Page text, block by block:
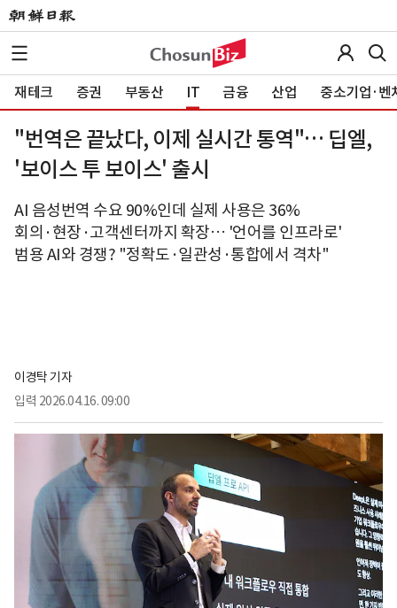
재테크 증권 부동산 IT 금융 산업 중소기업·벤
"번역은 끝났다, 이제 실시간 통역"… 딥엘,
'보이스 투 보이스' 출시
AI 음성번역 수요 90%인데 실제 사용은 36%
회의·현장·고객센터까지 확장… '언어를 인프라로'
범용 AI와 경쟁? "정확도·일관성·통합에서 격차"
이경탁 기자
입력 2026.04.16. 09:00